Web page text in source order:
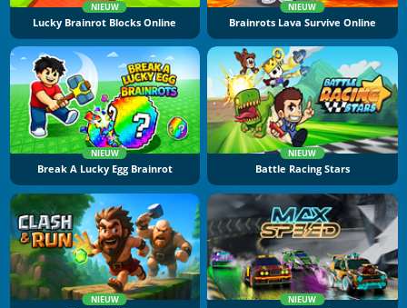
NIEUW
Lucky Brainrot Blocks Online
NIEUW
Brainrots Lava Survive Online
NIEUW
Break A Lucky Egg Brainrot
NIEUW
Battle Racing Stars
NIEUW NIEUW